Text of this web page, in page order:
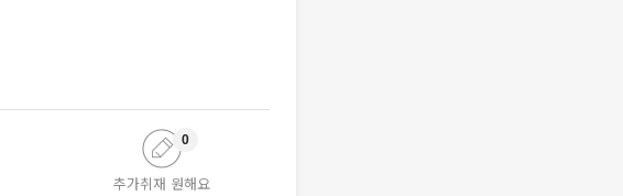
추가취재 원해요
0